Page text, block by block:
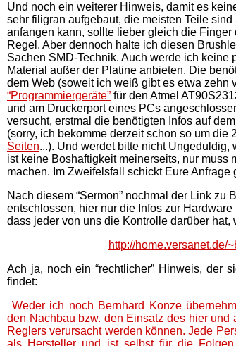
Und noch ein weiterer Hinweis, damit es
sehr filigran aufgebaut, die meisten Teile
anfangen kann, sollte lieber gleich die
Regel. Aber dennoch halte ich diesen
Sachen SMD-Technik. Auch werde ich
Material außer der Platine anbieten. Die
dem Web (soweit ich weiß gibt es etwa zehn
“Programmiergeräte” für den Atmel
und am Druckerport eines PCs
versucht, erstmal die benötigten Infos auf
(sorry, ich bekomme derzeit schon so um die
Seiten...). Und werdet bitte nicht Ungeduldig,
ist keine Boshaftigkeit meinerseits, nur muss
machen. Im Zweifelsfall schickt Eure Anfrage
Nach diesem “Sermon” nochmal der Link zu
entschlossen, hier nur die Infos zur
dass jeder von uns die Kontrolle darüber hat,
http://home.versanet.de/
Ach ja, noch ein “rechtlicher” Hinweis, der
findet:
Weder ich noch Bernhard Konze
den Nachbau bzw. den Einsatz des hier
Reglers verursacht werden können. Jede
als Hersteller und ist selbst für die